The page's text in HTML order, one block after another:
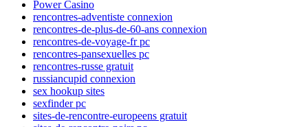
Power Casino
rencontres-adventiste connexion
rencontres-de-plus-de-60-ans connexion
rencontres-de-voyage-fr pc
rencontres-pansexuelles pc
rencontres-russe gratuit
russiancupid connexion
sex hookup sites
sexfinder pc
sites-de-rencontre-europeens gratuit